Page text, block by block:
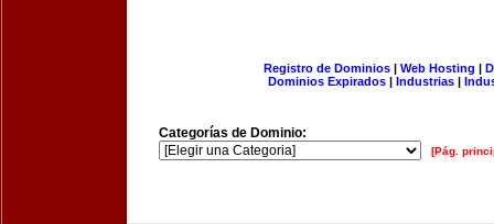
Registro de Dominios| Web Hosting |
Dominios Expirados | Industrias |
Categorías de Dominio:
[Pág.